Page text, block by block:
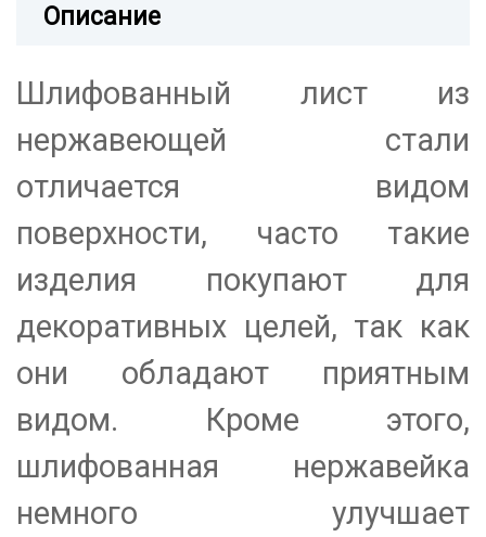
Описание
Шлифованный лист из
нержавеющей стали
отличается видом
поверхности, часто такие
изделия покупают для
декоративных целей, так как
они обладают приятным
видом. Кроме этого,
шлифованная нержавейка
немного улучшает